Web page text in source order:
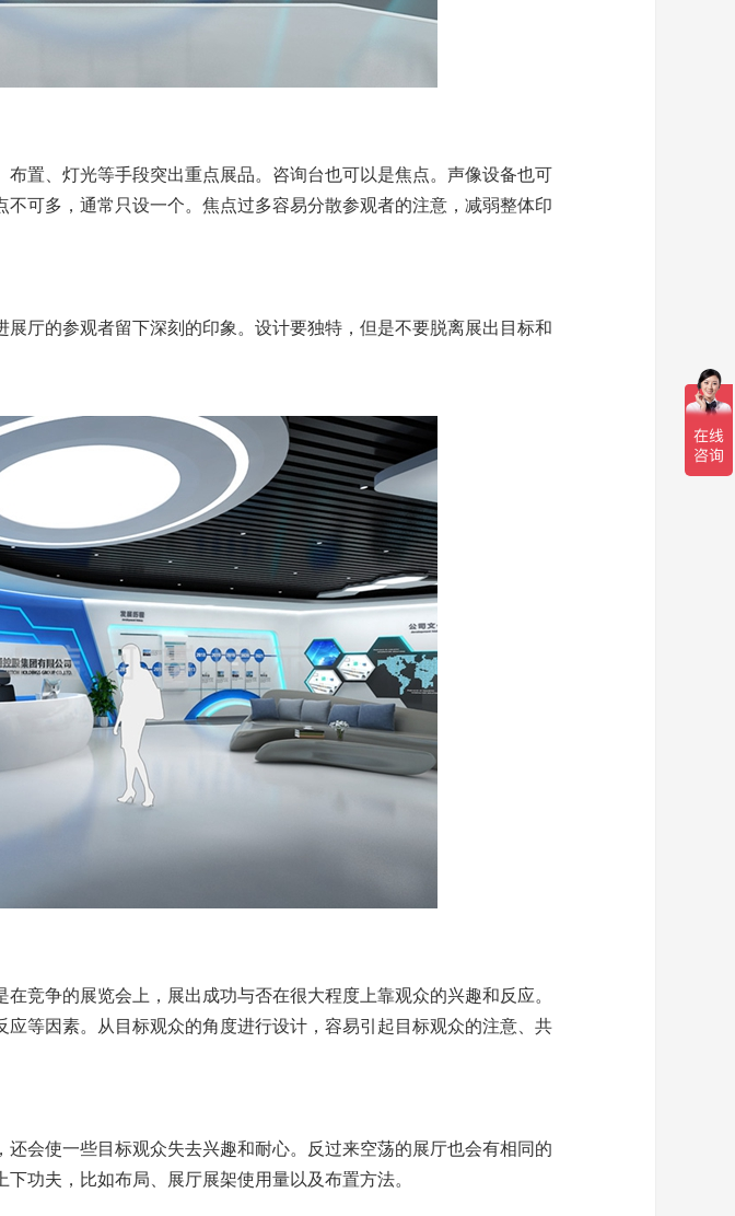
置、灯光等手段突出重点展品。咨询台也可以是焦点。声像设备也可
可多，通常只设一个。焦点过多容易分散参观者的注意，减弱整体印
厅的参观者留下深刻的印象。设计要独特，但是不要脱离展出目标和
竞争的展览会上，展出成功与否在很大程度上靠观众的兴趣和反应。
等因素。从目标观众的角度进行设计，容易引起目标观众的注意、共
会使一些目标观众失去兴趣和耐心。反过来空荡的展厅也会有相同的
功夫，比如布局、展厅展架使用量以及布置方法。